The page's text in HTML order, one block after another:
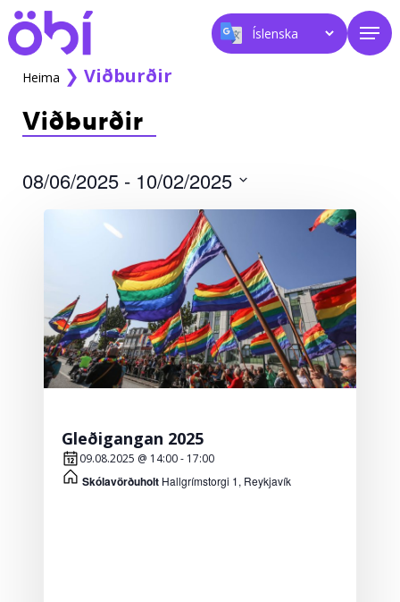
Skip
to
main
Heima ❯ Viðburðir
Viðburðir
08/06/2025 - 10/02/2025
Gleðigangan 2025
09.08.2025 @ 14:00- 17:00
Skólavörðuholt Hallgrímstorgi 1, Reykjavík